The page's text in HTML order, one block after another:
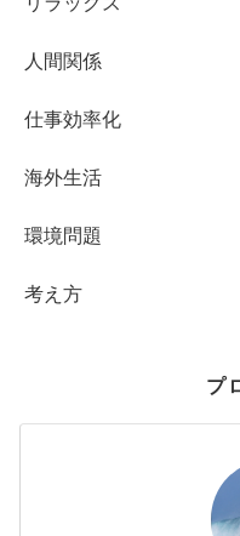
人間関係
仕事効率化
海外生活
環境問題
考え方
プ